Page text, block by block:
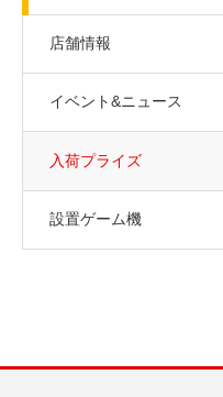
店舗情報
イベント&ニュース
入荷プライズ
設置ゲーム機